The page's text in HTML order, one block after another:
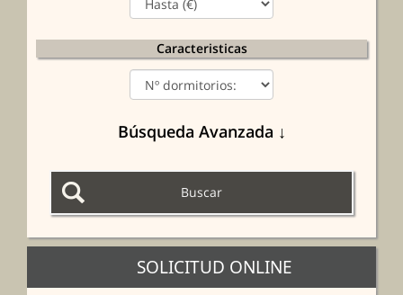
Caracteristicas
Búsqueda Avanzada ↓
SOLICITUD ONLINE